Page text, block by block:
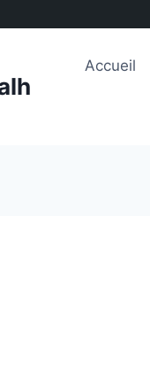
Accueil